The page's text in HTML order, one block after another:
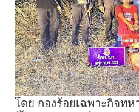
โดย กองร้อยเฉพาะกิจทห